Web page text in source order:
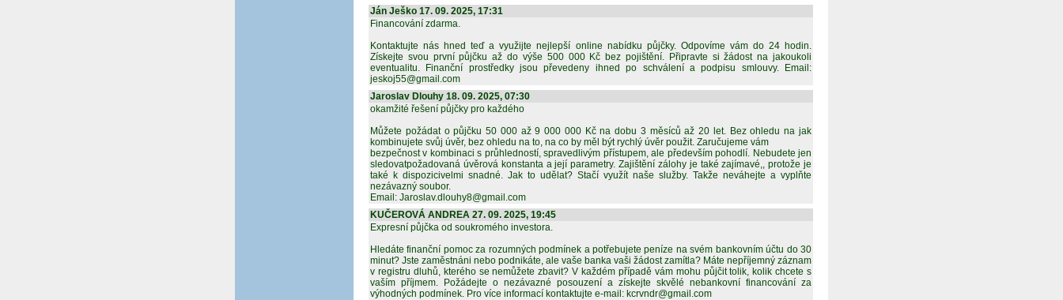
Ján Ješko 17. 09. 2025, 17:31
Financování zdarma.
Kontaktujte nás hned teď a využijte nejlepší online nabídku půjčky. Odpovíme vám do 24 hodin.
Získejte svou první půjčku až do výše 500 000 Kč bez pojištění. Připravte si žádost na jakoukoli
eventualitu. Finanční prostředky jsou převedeny ihned po schválení a podpisu smlouvy. Email:
jeskoj55@gmail.com
Jaroslav Dlouhy 18. 09. 2025, 07:30
okamžité řešení půjčky pro každého
Můžete požádat o půjčku 50 000 až 9 000 000 Kč na dobu 3 měsíců až 20 let. Bez ohledu na jak
kombinujete svůj úvěr, bez ohledu na to, na co by měl být rychlý úvěr použit. Zaručujeme vám
bezpečnost v kombinaci s průhledností, spravedlivým přístupem, ale především pohodlí. Nebudete jen
sledovatpožadovaná úvěrová konstanta a její parametry. Zajištění zálohy je také zajímavé,, protože je
také k dispozicivelmi snadné. Jak to udělat? Stačí využít naše služby. Takže neváhejte a vyplňte
nezávazný soubor.
Email: Jaroslav.dlouhy8@gmail.com
KUČEROVÁ ANDREA 27. 09. 2025, 19:45
Expresní půjčka od soukromého investora.
Hledáte finanční pomoc za rozumných podmínek a potřebujete peníze na svém bankovním účtu do 30
minut? Jste zaměstnáni nebo podnikáte, ale vaše banka vaši žádost zamítla? Máte nepříjemný záznam
v registru dluhů, kterého se nemůžete zbavit? V každém případě vám mohu půjčit tolik, kolik chcete s
vaším příjmem. Požádejte o nezávazné posouzení a získejte skvělé nebankovní financování za
výhodných podmínek. Pro více informací kontaktujte e-mail: kcrvndr@gmail.com